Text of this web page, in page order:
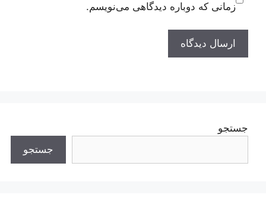
زمانی که دوباره دیدگاهی می‌نویسم.
جستجو
جستجو